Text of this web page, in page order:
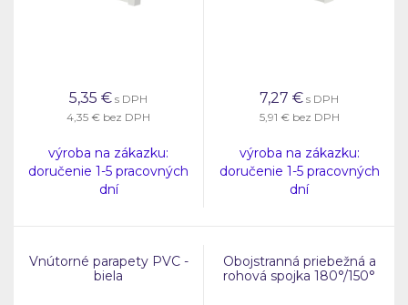
5,35 € s DPH
4,35 € bez DPH
výroba na zákazku:
doručenie 1-5 pracovných
dní
7,27 € s DPH
5,91 € bez DPH
výroba na zákazku:
doručenie 1-5 pracovných
dní
Vnútorné parapety PVC -
biela
Obojstranná priebežná a
rohová spojka 180°/150°